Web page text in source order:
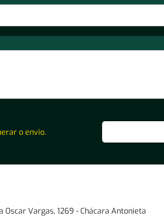
o envio.
Oscar Vargas, 1269 - Chácara Antonieta